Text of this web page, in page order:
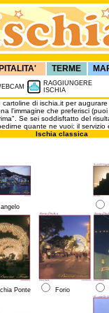
TERME
RAGGIUNGERE
ISCHIA
cartoline di ischia.it per
l'immagine che preferisci
Se sei soddisftatto del
quante ne vuoi: il servizio
Ischia classica
Ponte Forio